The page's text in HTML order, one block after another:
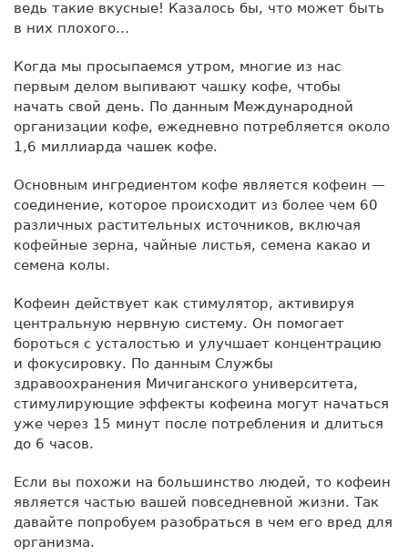
ведь такие вкусные! Казалось бы, что может быть
в них плохого…
Когда мы просыпаемся утром, многие из нас
первым делом выпивают чашку кофе, чтобы
начать свой день. По данным Международной
организации кофе, ежедневно потребляется около
1,6 миллиарда чашек кофе.
Основным ингредиентом кофе является кофеин —
соединение, которое происходит из более чем 60
различных растительных источников, включая
кофейные зерна, чайные листья, семена какао и
семена колы.
Кофеин действует как стимулятор, активируя
центральную нервную систему. Он помогает
бороться с усталостью и улучшает концентрацию
и фокусировку. По данным Службы
здравоохранения Мичиганского университета,
стимулирующие эффекты кофеина могут начаться
уже через 15 минут после потребления и длиться
до 6 часов.
Если вы похожи на большинство людей, то кофеин
является частью вашей повседневной жизни. Так
давайте попробуем разобраться в чем его вред для
организма.